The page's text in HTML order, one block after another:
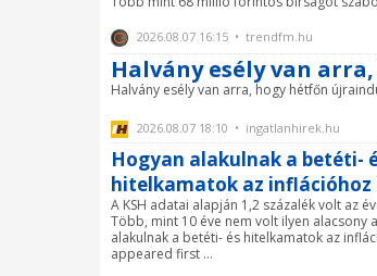
2026.08.07 16:15 • trendfm.hu
Halvány esély van
Halvány esély van arra, hogy hétfőn
2026.08.07 18:10 • ingatlanhirek.hu
Hogyan alakulnak a betéti-
hitelkamatok az inflációhoz
A KSH adatai alapján 1,2 százalék volt az
Több, mint 10 éve nem volt ilyen alacsony
alakulnak a betéti- és hitelkamatok az
appeared first ...